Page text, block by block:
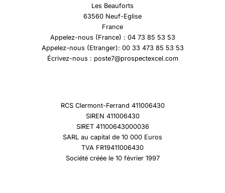
Les Beauforts
63560 Neuf-Eglise
France
Appelez-nous (France) : 04 73 85 53 53
Appelez-nous (Etranger): 00 33 473 85 53 53
Écrivez-nous : poste7@prospectexcel.com
RCS Clermont-Ferrand 411006430
SIREN 411006430
SIRET 41100643000036
SARL au capital de 10 000 Euros
TVA FR19411006430
Société créée le 10 février 1997